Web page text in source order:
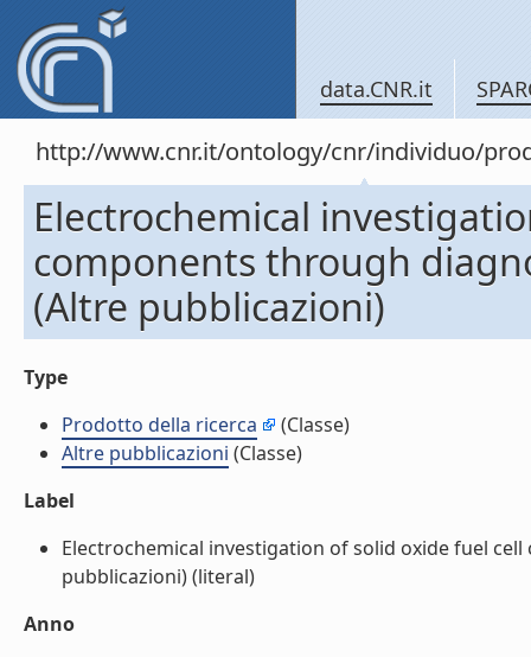
data.CNR.it
http://www.cnr.it/ontology/cnr/individuo/
Electrochemical
components through
(Altre pubblicazioni)
Type
Prodotto della ricerca
(Classe)
Altre pubblicazioni (Classe)
Label
Electrochemical investigation of solid oxide fuel
pubblicazioni) (literal)
Anno